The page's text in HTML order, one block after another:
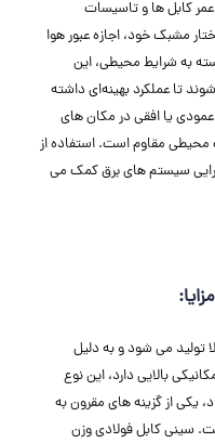
کابل‌ ها و تاسیسات
مشبک خود، اجازه عبور هوا
به شرایط محیطی، این
تا عملکرد بهینه‌ای داشته
یا افقی در مکان‌ های
محیطی مقاوم است. استفاده از
سیستم‌ های برق کمک می‌
تولید می‌ شود و به دلیل
بالایی دارد، این نوع
یکی از گزینه ‌های مقرون به
سینی کابل فولادی وزن